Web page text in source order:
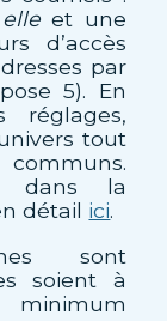
elleet une
d’accès
par
5). En
réglages,
tout
dans la
détail ici.
sont
soient à